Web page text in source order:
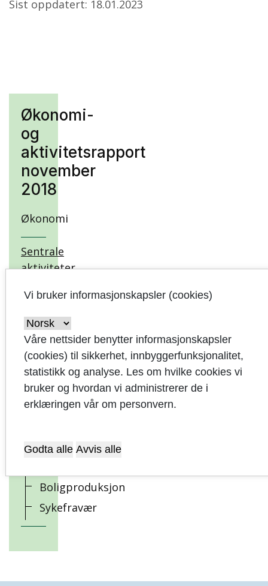
Økonomi-
og
aktivitetsrapport
november
2018
Økonomi
Sentrale
aktiviteter
nøkkeltall
Oppvekst
skole
Oppvekst
barn og
unge
Levekår
byutvikling
Boligproduksjon
Sykefravær
Sist oppdatert: 18.01.2023
Vi bruker informasjonskapsler (cookies)
Våre nettsider benytter informasjonskapsler
(cookies) til sikkerhet, innbyggerfunksjonalitet,
statistikk og analyse. Les om hvilke cookies vi
bruker og hvordan vi administrerer de i
erklæringen vår om personvern.
Godta alle Avvis alle